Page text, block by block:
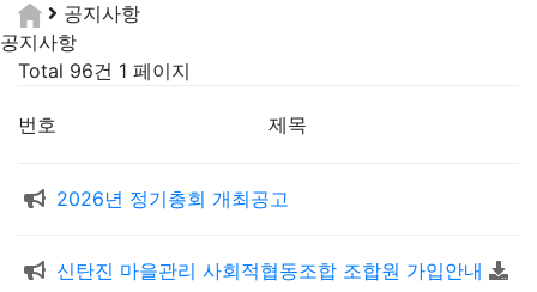
공지사항
공지사항
Total 96건 1 페이지
번호 제목
2026년 정기총회 개최공고
신탄진 마을관리 사회적협동조합 조합원 가입안내